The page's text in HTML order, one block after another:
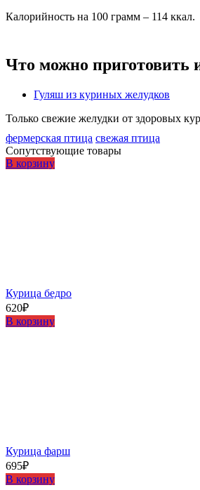
Калорийность на 100 грамм – 114 ккал.
Что можно приготовить
Гуляш из куриных желудков
Только свежие желудки от здоровых
фермерская птица свежая птица
Сопутствующие товары
В корзину
Курица бедро
620₽
В корзину
Курица фарш
695₽
В корзину